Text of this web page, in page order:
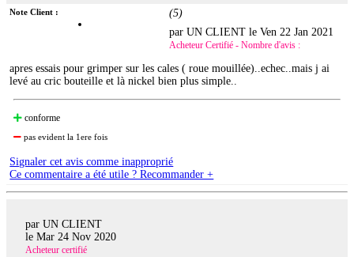
Note Client : (5)
par UN CLIENT leVen 22 Jan 2021
Acheteur Certifié - Nombre d'avis :
apres essais pour grimper sur les cales ( roue mouillée)..echec..mais j ai
levé au cric bouteille et là nickel bien plus simple..
conforme
pas evident la 1ere fois
Signaler cet avis comme inapproprié
Ce commentaire a été utile ? Recommander +
par UN CLIENT
le Mar 24 Nov 2020
Acheteur certifié